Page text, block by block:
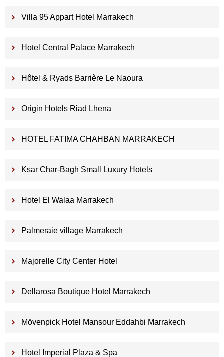
Villa 95 Appart Hotel Marrakech
Hotel Central Palace Marrakech
Hôtel & Ryads Barrière Le Naoura
Origin Hotels Riad Lhena
HOTEL FATIMA CHAHBAN MARRAKECH
Ksar Char-Bagh Small Luxury Hotels
Hotel El Walaa Marrakech
Palmeraie village Marrakech
Majorelle City Center Hotel
Dellarosa Boutique Hotel Marrakech
Mövenpick Hotel Mansour Eddahbi Marrakech
Hotel Imperial Plaza & Spa